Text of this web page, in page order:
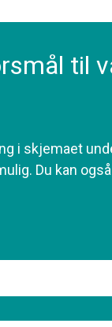
til
i skjemaet
Du kan